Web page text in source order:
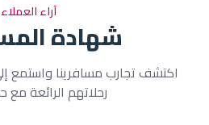
آراء العملاء
شهادة
اكتشف تجارب مسافرينا
رحلاتهم الرائعة مع